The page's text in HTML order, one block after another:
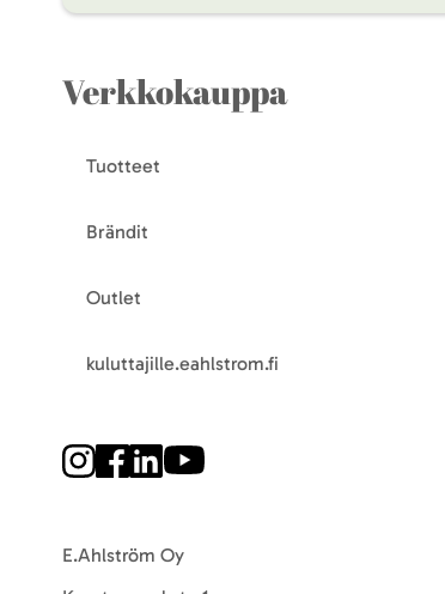
Verkkokauppa
Tuotteet
Brändit
Outlet
kuluttajille.eahlstrom.fi
E.Ahlström Oy